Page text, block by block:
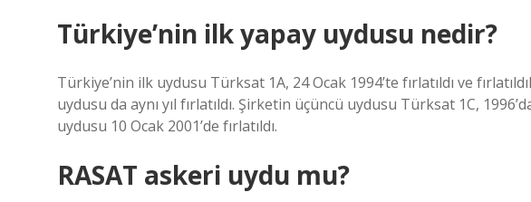
Türkiye’nin ilk yapay uydusu nedir?
Türkiye’nin ilk uydusu Türksat 1A, 24 Ocak 1994’te fırlatıldı ve
uydusu da aynı yıl fırlatıldı. Şirketin üçüncü uydusu Türksat 1C,
uydusu 10 Ocak 2001’de fırlatıldı.
RASAT askeri uydu mu?